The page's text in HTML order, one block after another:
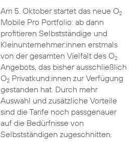
Am 5. Oktober startet das neue O2
Mobile Pro Portfolio: ab dann
profitieren Selbstständige und
Kleinunternehmer:innen erstmals
von der gesamten Vielfalt des O2
Angebots, das bisher ausschließlich
O2Privatkund:innen zur Verfügung
gestanden hat. Durch mehr
Auswahl und zusätzliche Vorteile
sind die Tarife noch passgenauer
auf die Bedürfnisse von
Selbstständigen zugeschnitten.